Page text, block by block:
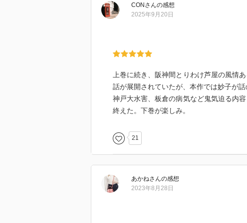
下巻に続く
CON さんの感想
2025年9月20日
上巻に続き、阪神間とりわけ芦屋の風情
話が展開されていたが、本作では妙子が話
神戸大水害、板倉の病気など鬼気迫る内
終えた。下巻が楽しみ。
21
あかねさんの感想
2023年8月28日